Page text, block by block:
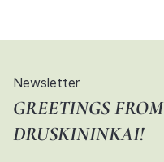
Newsletter
GREETINGS FROM
DRUSKININKAI!